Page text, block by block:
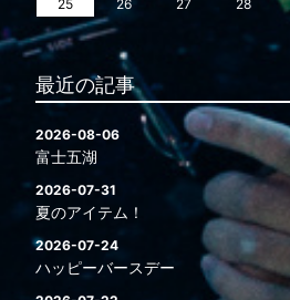
25 26 27 28
最近の記事
2026-08-06
富士五湖
2026-07-31
夏のアイテム！
2026-07-24
ハッピーバースデー